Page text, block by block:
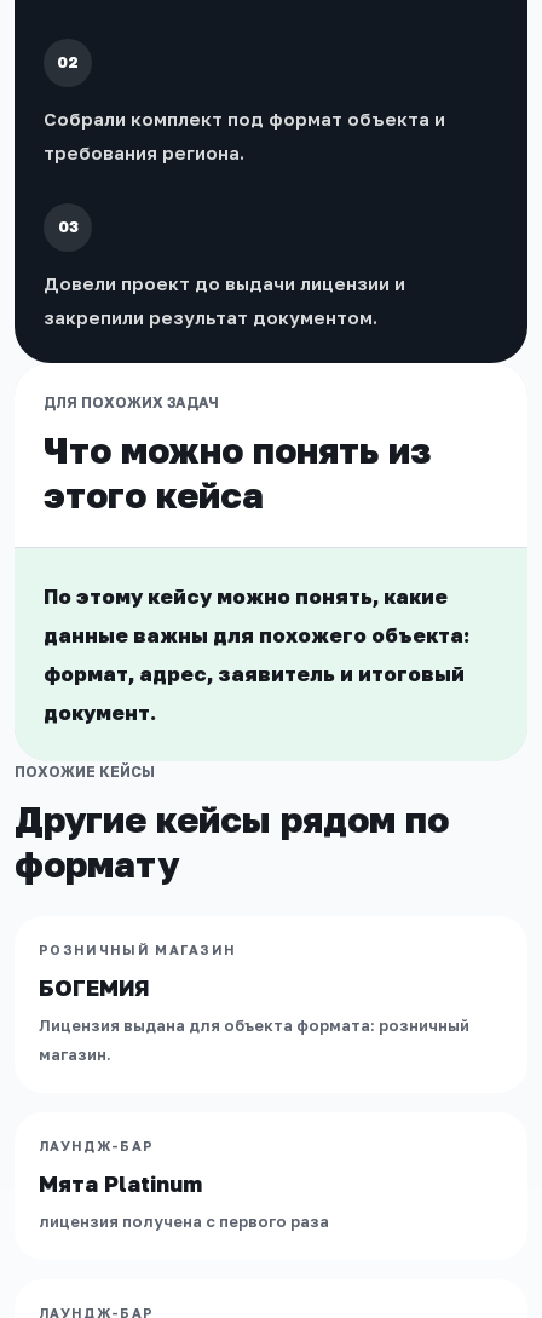
02
Собрали комплект под формат объекта и
требования региона.
03
Довели проект до выдачи лицензии и
закрепили результат документом.
ДЛЯ ПОХОЖИХ ЗАДАЧ
Что можно понять из
этого кейса
По этому кейсу можно понять, какие
данные важны для похожего объекта:
формат, адрес, заявитель и итоговый
документ.
ПОХОЖИЕ КЕЙСЫ
Другие кейсы рядом по
формату
АЛКОГОЛЬ ·РОЗНИЧНЫЙ МАГАЗИН
МОСКОВСКАЯ ОБЛАСТЬ
БОГЕМИЯ
РОЗНИЧНЫЙ МАГАЗИН
БОГЕМИЯ
Лицензия выдана для объекта формата: розничный
магазин.
АЛКОГОЛЬ · ЛАУНДЖ-БАР
МОСКВА
ЛАУНДЖ-БАР
Мята Platinum
лицензия получена с первого раза
АЛКОГОЛЬ · ЛАУНДЖ-БАР
МОСКВА
ЛАУНДЖ-БАР